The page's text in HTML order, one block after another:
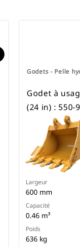
Godets - Pelle
Godet à
(24 in) : 550-
Largeur
600 mm
Capacité
0.46 m³
Poids
636 kg